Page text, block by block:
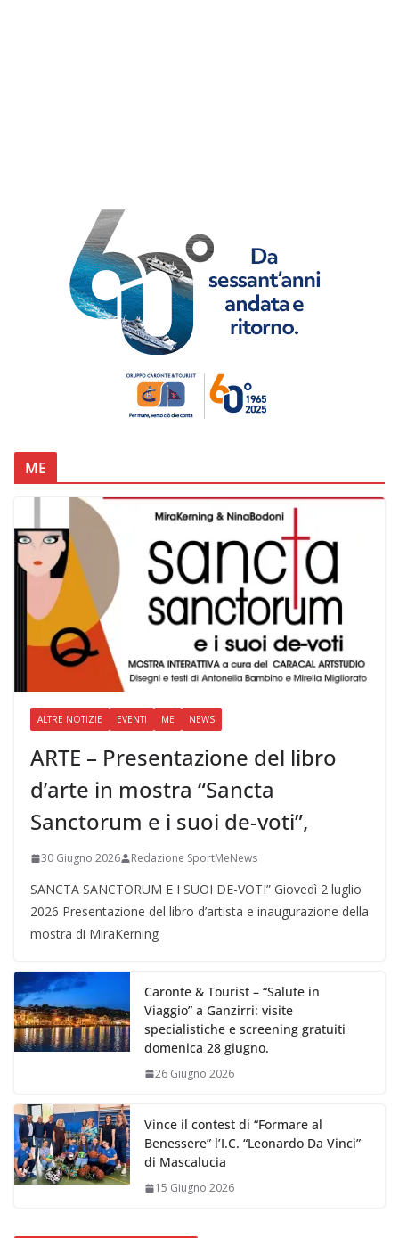
ME
ALTRE NOTIZIE EVENTI ME NEWS
ARTE – Presentazione del libro
d’arte in mostra “Sancta
Sanctorum e i suoi de-voti”,
30 Giugno 2026 Redazione SportMeNews
SANCTA SANCTORUM E I SUOI DE-VOTI” Giovedì 2 luglio
2026 Presentazione del libro d’artista e inaugurazione della
mostra di MiraKerning
Caronte & Tourist – “Salute in
Viaggio” a Ganzirri: visite
specialistiche e screening gratuiti
domenica 28 giugno.
26 Giugno 2026
Vince il contest di “Formare al
Benessere” l’I.C. “Leonardo Da Vinci”
di Mascalucia
15 Giugno 2026